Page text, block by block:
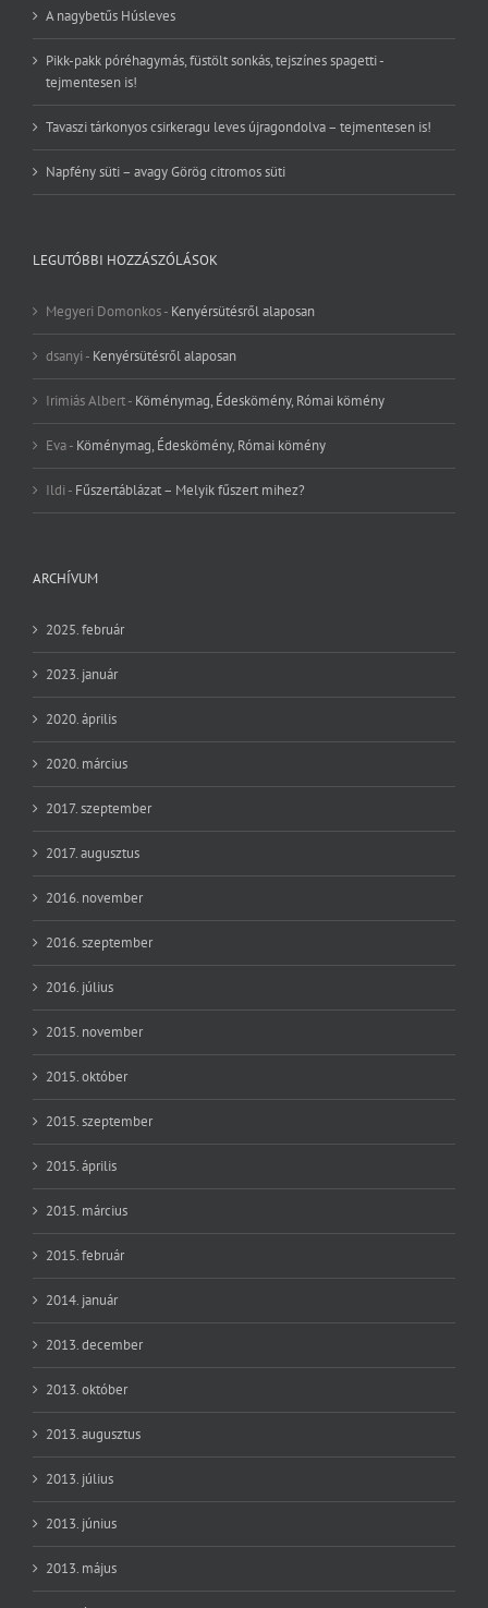
A nagybetűs Húsleves
Pikk-pakk póréhagymás, füstölt sonkás, tejszínes spagetti -
tejmentesen is!
Tavaszi tárkonyos csirkeragu leves újragondolva – tejmentesen is!
Napfény süti – avagy Görög citromos süti
LEGUTÓBBI HOZZÁSZÓLÁSOK
Megyeri Domonkos- Kenyérsütésről alaposan
dsanyi - Kenyérsütésről alaposan
Irimiás Albert- Köménymag, Édeskömény, Római kömény
Eva- Köménymag, Édeskömény, Római kömény
Ildi - Fűszertáblázat – Melyik fűszert mihez?
ARCHÍVUM
2025. február
2023. január
2020. április
2020. március
2017. szeptember
2017. augusztus
2016. november
2016. szeptember
2016. július
2015. november
2015. október
2015. szeptember
2015. április
2015. március
2015. február
2014. január
2013. december
2013. október
2013. augusztus
2013. július
2013. június
2013. május